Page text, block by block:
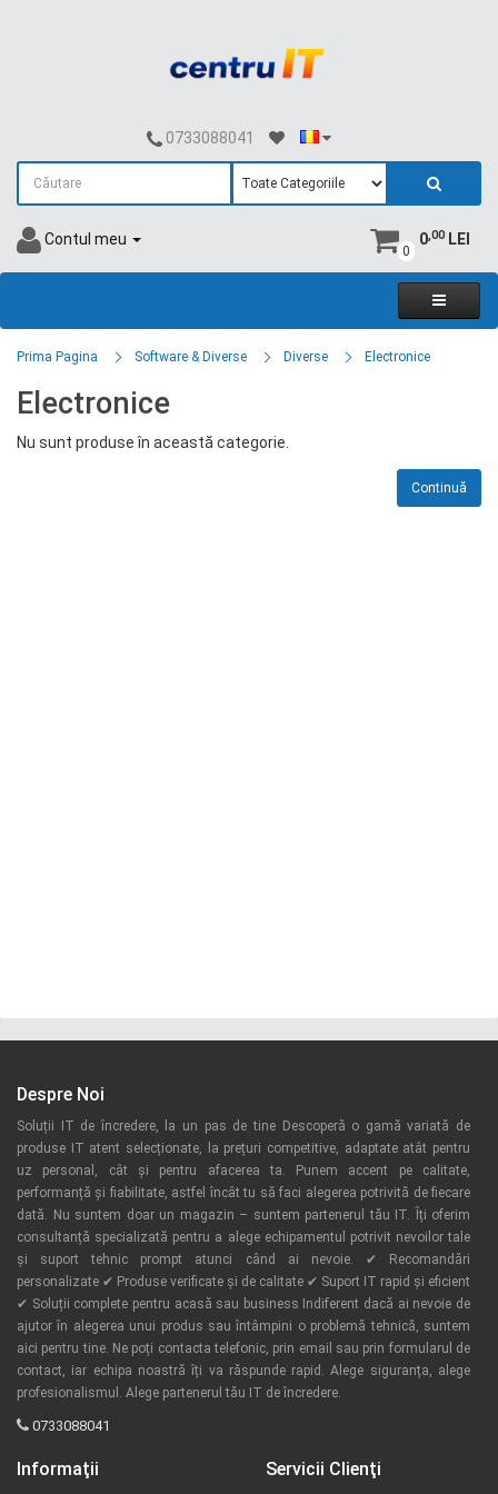
0733088041
Contul meu
0
0,00LEI
Prima Pagina Software & Diverse Diverse Electronice
Electronice
Nu sunt produse în această categorie.
Continuă
Despre Noi
Soluții IT de încredere, la un pas de tine Descoperă o gamă variată de
produse IT atent selecționate, la prețuri competitive, adaptate atât pentru
uz personal, cât și pentru afacerea ta. Punem accent pe calitate,
performanță și fiabilitate, astfel încât tu să faci alegerea potrivită de fiecare
dată. Nu suntem doar un magazin – suntem partenerul tău IT. Îți oferim
consultanță specializată pentru a alege echipamentul potrivit nevoilor tale
și suport tehnic prompt atunci când ai nevoie. ✔ Recomandări
personalizate ✔ Produse verificate și de calitate ✔ Suport IT rapid și eficient
✔ Soluții complete pentru acasă sau business Indiferent dacă ai nevoie de
ajutor în alegerea unui produs sau întâmpini o problemă tehnică, suntem
aici pentru tine. Ne poți contacta telefonic, prin email sau prin formularul de
contact, iar echipa noastră îți va răspunde rapid. Alege siguranța, alege
profesionalismul. Alege partenerul tău IT de încredere.
0733088041
Informaţii Servicii Clienţi